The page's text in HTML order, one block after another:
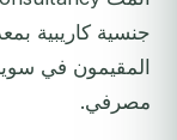
المقيمون في
مصرفي.